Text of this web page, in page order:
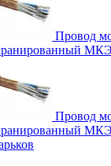
Провод
Провод